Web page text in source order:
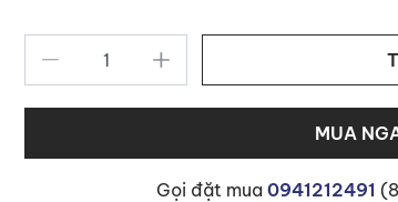
MUA
Gọi đặt mua 0941212491